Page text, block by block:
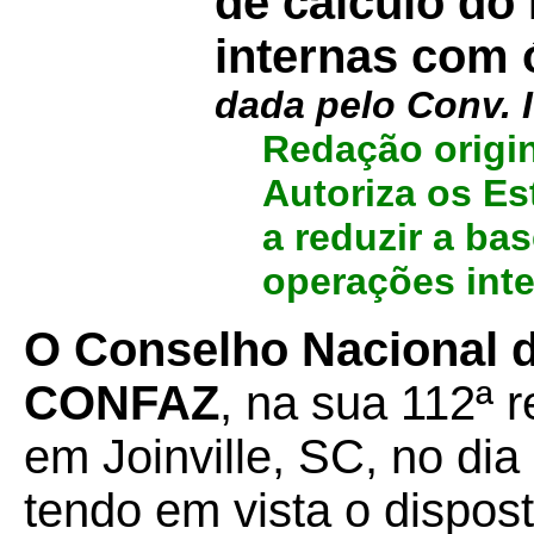
internas com
dada pelo Conv.
Redação
Autoriza os
a reduzir a
operações
O Conselho Nacional
CONFAZ, na sua 112ª
em Joinville, SC, no
tendo em vista o